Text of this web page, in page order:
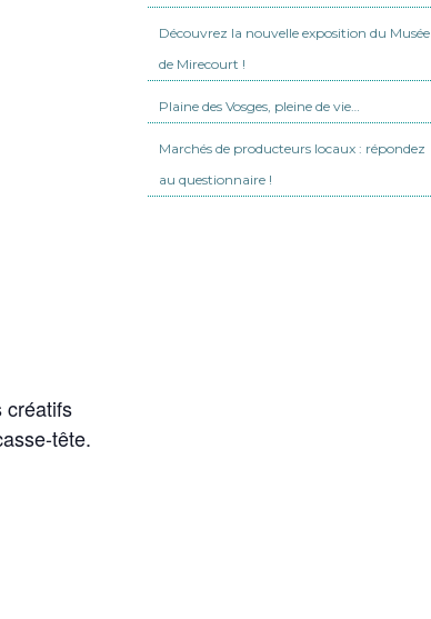
créatifs
tête.
Découvrez la nouvelle exposition du Musée
de Mirecourt !
Plaine des Vosges, pleine de vie…
Marchés de producteurs locaux : répondez
au questionnaire !